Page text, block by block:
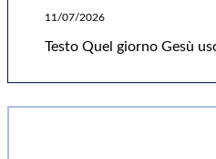
11/07/2026
Testo Quel giorno Gesù